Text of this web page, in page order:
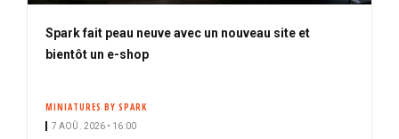
Spark fait peau neuve avec un nouveau site et
bientôt un e-shop
MINIATURES BY SPARK
7 AOÛ. 2026 • 16:00